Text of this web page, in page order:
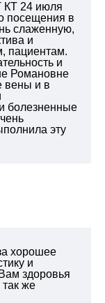
КТ 24 июля
посещения в
слаженную,
и
пациентам.
и
Романовне
вены и в
болезненные
эту
хорошее
и
здоровья
же